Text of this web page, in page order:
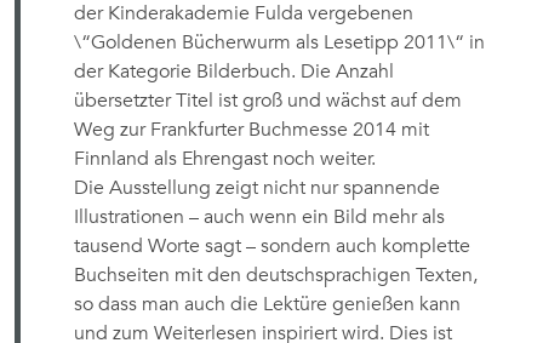
der Kinderakademie Fulda vergebenen
\“Goldenen Bücherwurm als Lesetipp 2011\“ in
der Kategorie Bilderbuch. Die Anzahl
übersetzter Titel ist groß und wächst auf dem
Weg zur Frankfurter Buchmesse 2014 mit
Finnland als Ehrengast noch weiter.
Die Ausstellung zeigt nicht nur spannende
Illustrationen – auch wenn ein Bild mehr als
tausend Worte sagt – sondern auch komplette
Buchseiten mit den deutschsprachigen Texten,
so dass man auch die Lektüre genießen kann
und zum Weiterlesen inspiriert wird. Dies ist